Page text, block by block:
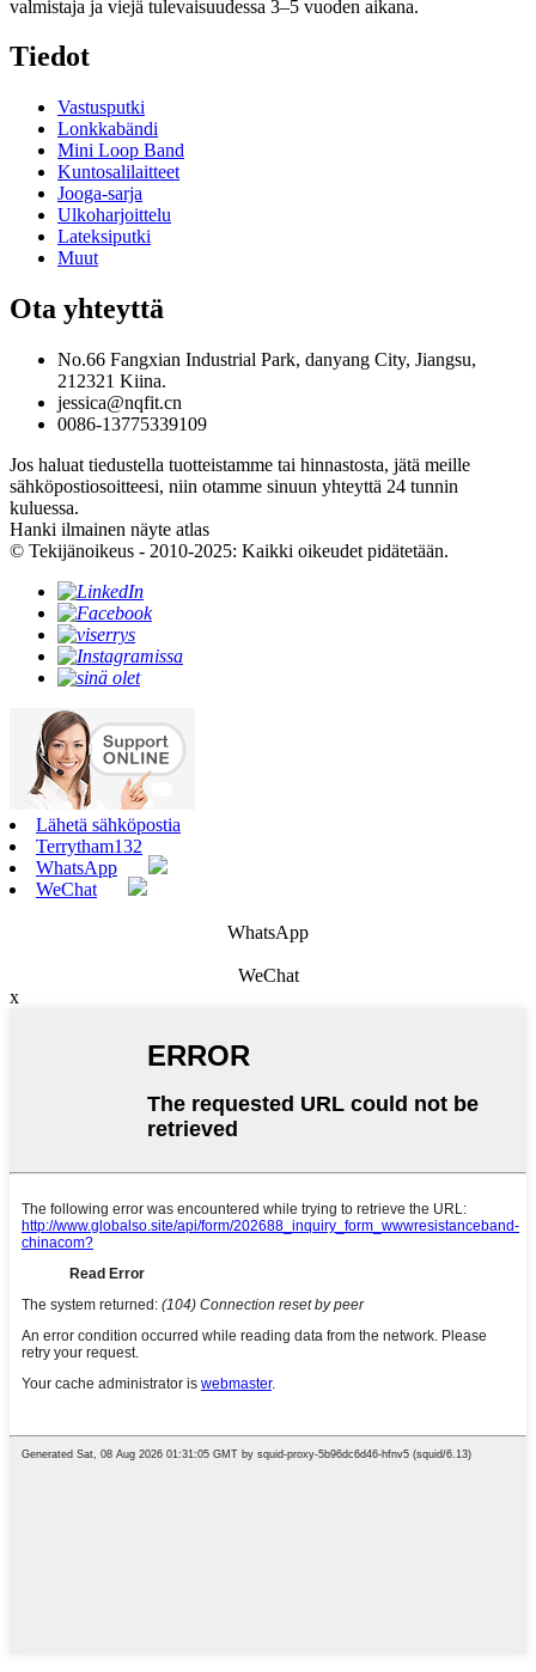
valmistaja ja viejä tulevaisuudessa 3–5 vuoden aikana.
Tiedot
Vastusputki
Lonkkabändi
Mini Loop Band
Kuntosalilaitteet
Jooga-sarja
Ulkoharjoittelu
Lateksiputki
Muut
Ota yhteyttä
No.66 Fangxian Industrial Park, danyang City, Jiangsu,
212321 Kiina.
jessica@nqfit.cn
0086-13775339109
Jos haluat tiedustella tuotteistamme tai hinnastosta, jätä meille
sähköpostiosoitteesi, niin otamme sinuun yhteyttä 24 tunnin
kuluessa.
Hanki ilmainen näyte atlas
© Tekijänoikeus - 2010-2025: Kaikki oikeudet pidätetään.
Lähetä sähköpostia
Terrytham132
WhatsApp
WeChat
WhatsApp
WeChat
x